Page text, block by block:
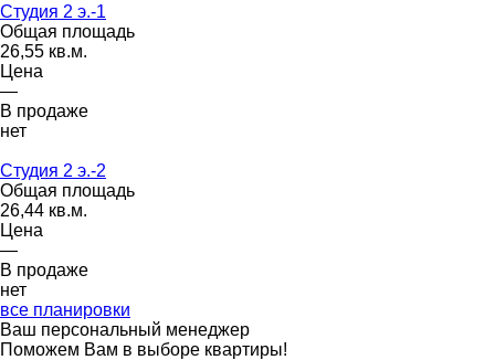
Студия 2 э.-1
Общая площадь
26,55 кв.м.
Цена
—
В продаже
нет
Студия 2 э.-2
Общая площадь
26,44 кв.м.
Цена
—
В продаже
нет
все планировки
Ваш персональный менеджер
Поможем Вам в выборе квартиры!